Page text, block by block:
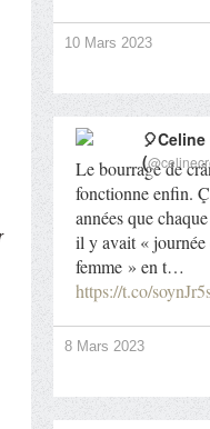
10 Mars 2023
Le bourrage de
fonctionne enfin.
années que chaque
il y avait « journée
femme » en t…
https://t.co/
(
8 Mars 2023